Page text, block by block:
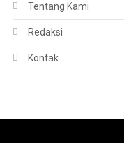
Tentang Kami
Redaksi
Kontak